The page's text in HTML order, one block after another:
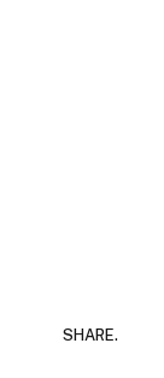
SHARE.